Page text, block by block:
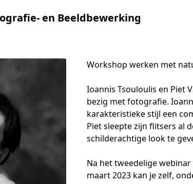
en Beeldbewerking
Workshop werken met
Ioannis Tsouloulis en Piet
bezig met fotografie.
karakteristieke stijl een
Piet sleepte zijn flitsers al
schilderachtige look te
Na het tweedelige
maart 2023 kan je zelf,